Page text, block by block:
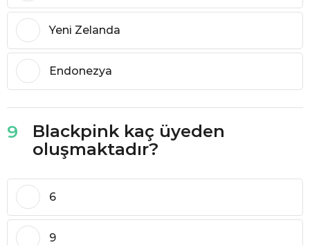
Yeni Zelanda
Endonezya
9
Blackpink kaç üyeden
oluşmaktadır?
6
9